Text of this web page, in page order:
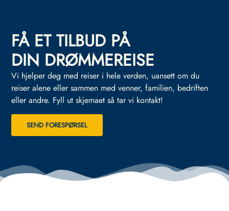
FÅ ET TILBUD PÅ
DIN DRØMMEREISE
Vi hjelper deg med reiser i hele verden, uansett om du
reiser alene eller sammen med venner, familien, bedriften
eller andre. Fyll ut skjemaet så tar vi kontakt!
SEND FORESPØRSEL